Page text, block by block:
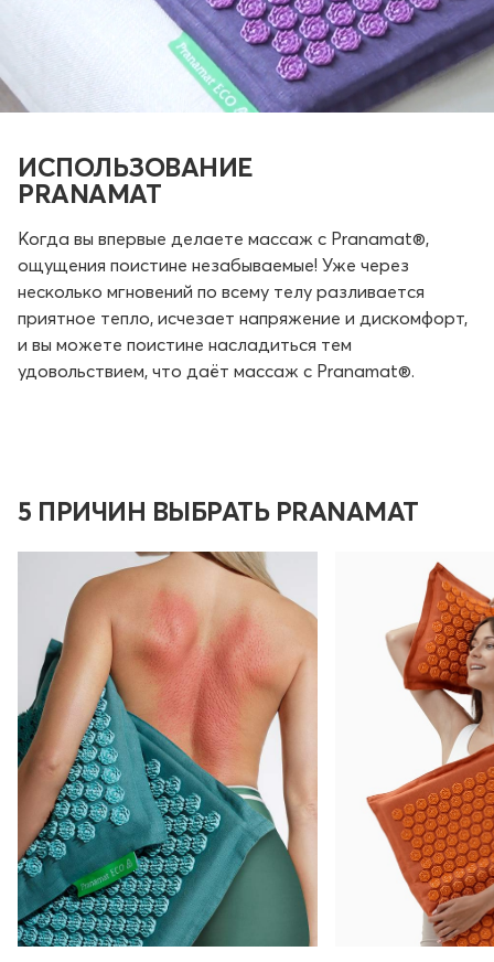
ИСПОЛЬЗОВАНИЕ
PRANAMAT
Когда вы впервые делаете массаж с Pranamat®,
ощущения поистине незабываемые! Уже через
несколько мгновений по всему телу разливается
приятное тепло, исчезает напряжение и дискомфорт,
и вы можете поистине насладиться тем
удовольствием, что даёт массаж с Pranamat®.
5 ПРИЧИН ВЫБРАТЬ PRANAMAT